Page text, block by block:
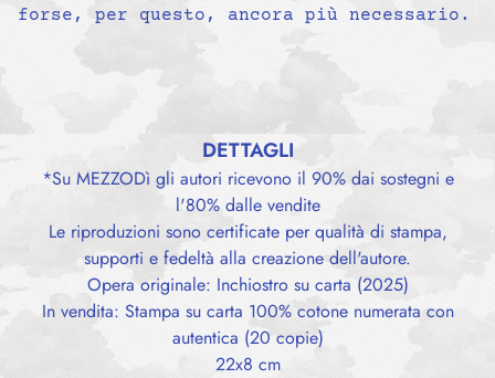
forse, per questo, ancora più necessario.
DETTAGLI
*Su MEZZODì gli autori ricevono il 90% dai sostegni e
l'80% dalle vendite
Le riproduzioni sono certificate per qualità di stampa,
supporti e fedeltà alla creazione dell'autore.
Opera originale: Inchiostro su carta (2025)
In vendita: Stampa su carta 100% cotone numerata con
autentica (20 copie)
22x8 cm